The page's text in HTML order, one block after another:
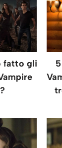
fatto gli